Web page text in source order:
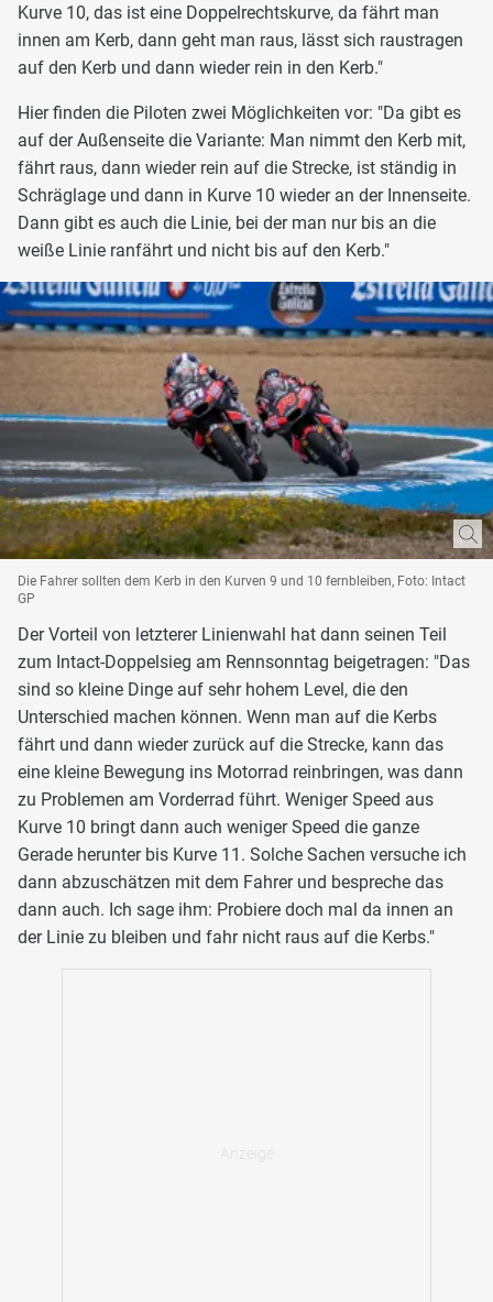
Kurve 10, das ist eine Doppelrechtskurve, da fährt man
innen am Kerb, dann geht man raus, lässt sich raustragen
auf den Kerb und dann wieder rein in den Kerb."
Hier finden die Piloten zwei Möglichkeiten vor: "Da gibt es
auf der Außenseite die Variante: Man nimmt den Kerb mit,
fährt raus, dann wieder rein auf die Strecke, ist ständig in
Schräglage und dann in Kurve 10 wieder an der Innenseite.
Dann gibt es auch die Linie, bei der man nur bis an die
weiße Linie ranfährt und nicht bis auf den Kerb."
Die Fahrer sollten dem Kerb in den Kurven 9 und 10 fernbleiben, Foto: Intact
GP
Der Vorteil von letzterer Linienwahl hat dann seinen Teil
zum Intact-Doppelsieg am Rennsonntag beigetragen: "Das
sind so kleine Dinge auf sehr hohem Level, die den
Unterschied machen können. Wenn man auf die Kerbs
fährt und dann wieder zurück auf die Strecke, kann das
eine kleine Bewegung ins Motorrad reinbringen, was dann
zu Problemen am Vorderrad führt. Weniger Speed aus
Kurve 10 bringt dann auch weniger Speed die ganze
Gerade herunter bis Kurve 11. Solche Sachen versuche ich
dann abzuschätzen mit dem Fahrer und bespreche das
dann auch. Ich sage ihm: Probiere doch mal da innen an
der Linie zu bleiben und fahr nicht raus auf die Kerbs."